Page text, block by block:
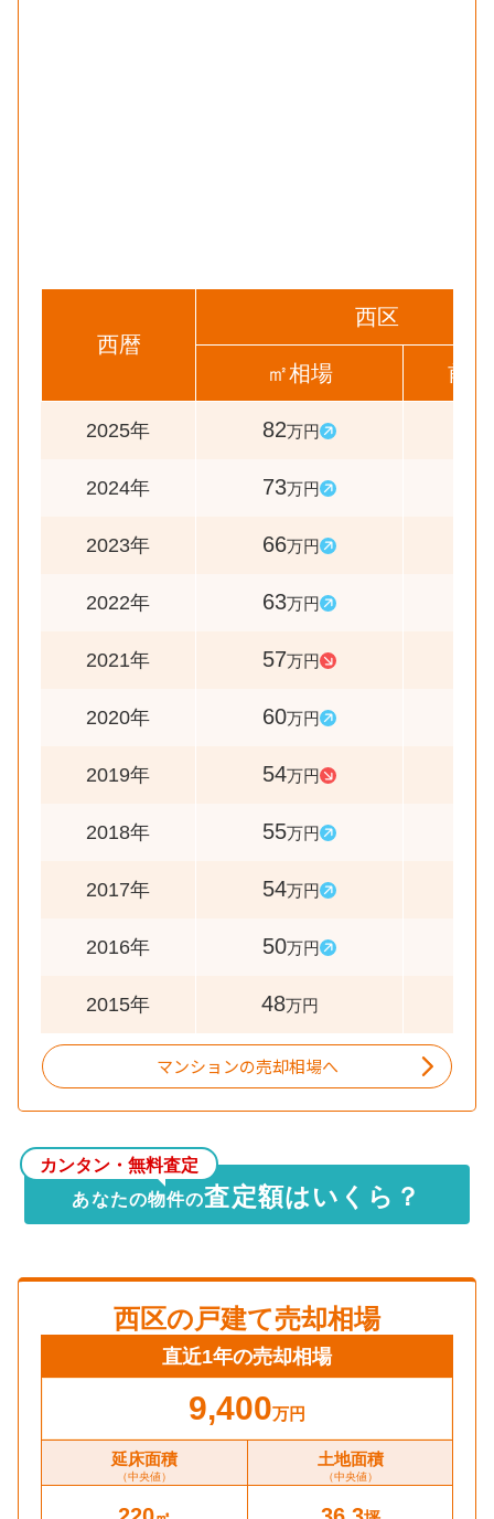
西暦
西区
㎡相場 前
2025年 82万円
2024年 73万円
2023年 66万円
2022年 63万円
2021年 57万円
2020年 60万円
2019年 54万円
2018年 55万円
2017年 54万円
2016年 50万円
2015年 48万円
マンションの売却相場へ
カンタン・無料査定
あなたの物件の査定額はいくら？
西区の戸建て売却相場
直近1年の売却相場
9,400万円
延床面積
（中央値）
土地面積
（中央値）